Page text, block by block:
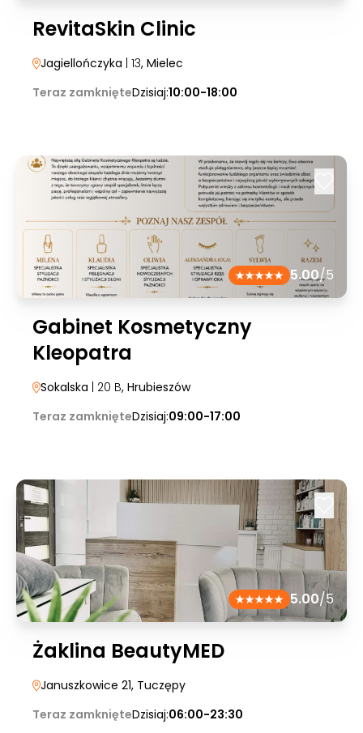
RevitaSkin Clinic
Jagiellończyka | 13, Mielec
Teraz zamknięteDzisiaj:10:00-18:00
5.00/5
Gabinet Kosmetyczny
Kleopatra
Sokalska | 20 B, Hrubieszów
Teraz zamknięteDzisiaj:09:00-17:00
5.00/5
Żaklina BeautyMED
Januszkowice 21, Tuczępy
Teraz zamknięteDzisiaj:06:00-23:30